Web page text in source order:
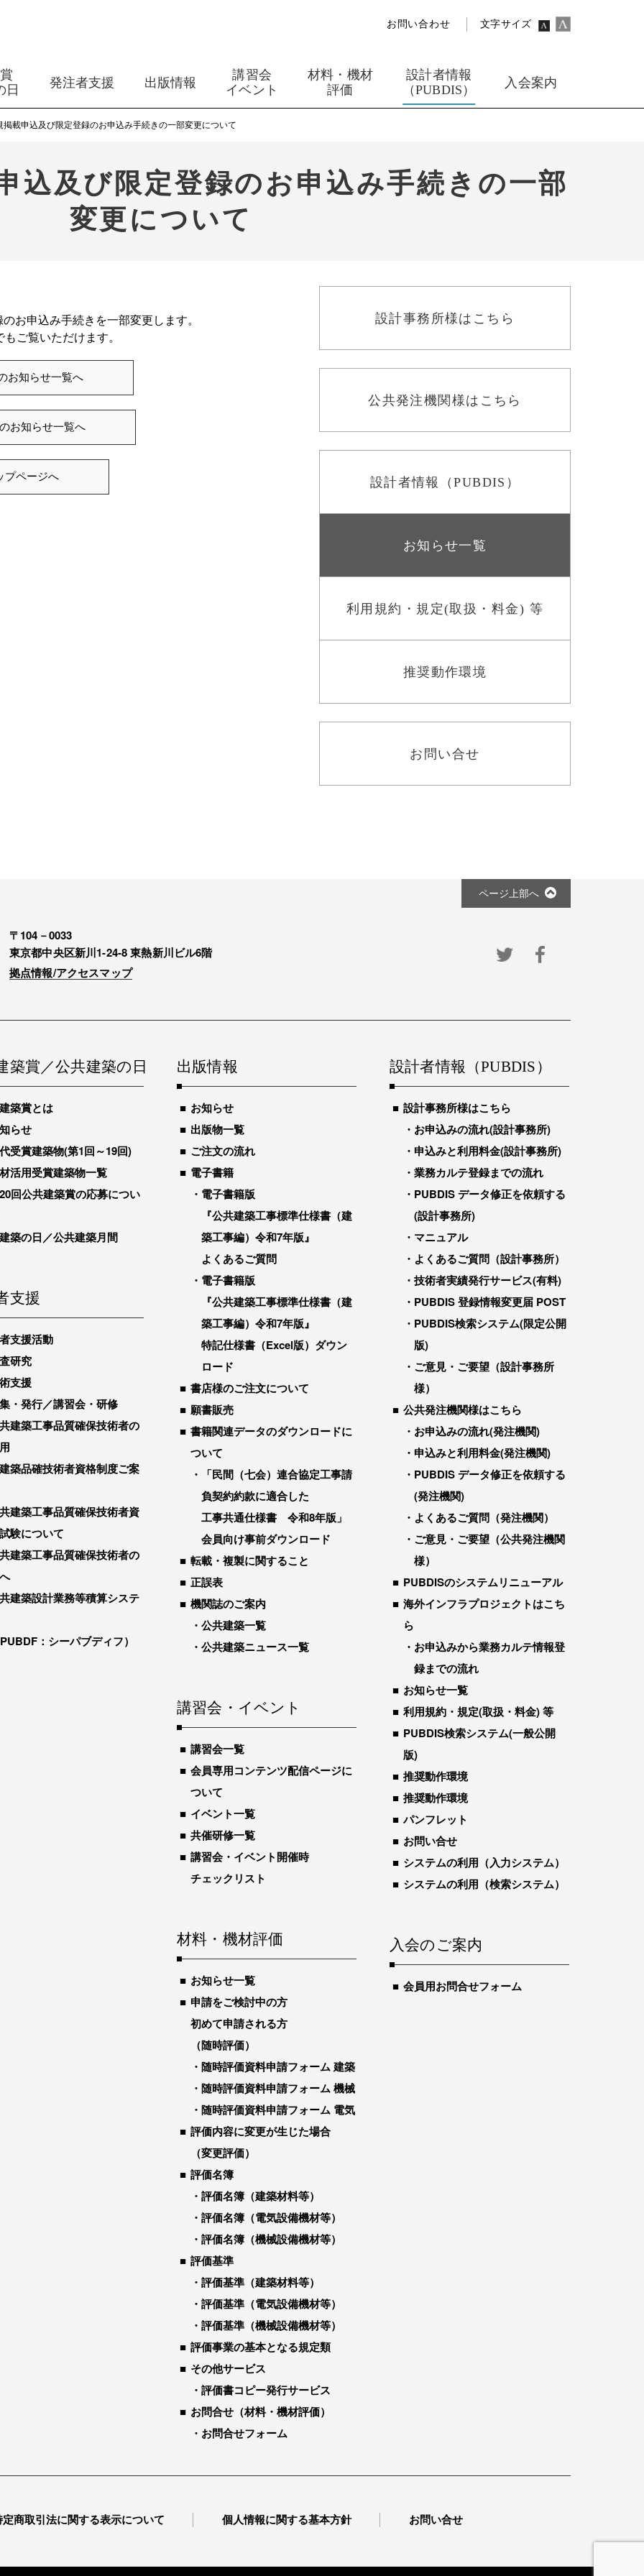
お問い合わせ 文字サイズ
日
発注者支援 出版情報
講習会
イベント
材料・機材
評価
設計者情報
（PUBDIS）
入会案内
掲載申込及び限定登録のお申込み手続きの一部変更について
込及び限定登録のお申込み手続きの一部
変更について
お申込み手続きを一部変更します。
ご覧いただけます。
お知らせ一覧へ
お知らせ一覧へ
プページへ
設計事務所様はこちら
公共発注機関様はこちら
設計者情報（PUBDIS）
お知らせ一覧
利用規約・規定(取扱・料金) 等
推奨動作環境
お問い合せ
ページ上部へ
〒104－0033
東京都中央区新川1-24-8 東熱新川ビル6階
拠点情報/アクセスマップ
築賞／公共建築の日
築賞とは
らせ
受賞建築物(第1回～19回)
活用受賞建築物一覧
回公共建築賞の応募につい
築の日／公共建築月間
支援
支援活動
研究
支援
・発行／講習会・研修
建築工事品質確保技術者の
築品確技術者資格制度ご案
建築工事品質確保技術者資
験について
建築工事品質確保技術者の
共建築設計業務等積算システ
PUBDF：シーパブディフ）
出版情報
お知らせ
出版物一覧
ご注文の流れ
電子書籍
電子書籍版
『公共建築工事標準仕様書（建
築工事編）令和7年版』
よくあるご質問
電子書籍版
『公共建築工事標準仕様書（建
築工事編）令和7年版』
特記仕様書（Excel版）ダウン
ロード
書店様のご注文について
願書販売
書籍関連データのダウンロードに
ついて
「民間（七会）連合協定工事請
負契約約款に適合した
工事共通仕様書 令和8年版」
会員向け事前ダウンロード
転載・複製に関すること
正誤表
機関誌のご案内
公共建築一覧
公共建築ニュース一覧
講習会・イベント
講習会一覧
会員専用コンテンツ配信ページに
ついて
イベント一覧
共催研修一覧
講習会・イベント開催時
チェックリスト
材料・機材評価
お知らせ一覧
申請をご検討中の方
初めて申請される方
（随時評価）
随時評価資料申請フォーム 建築
随時評価資料申請フォーム 機械
随時評価資料申請フォーム 電気
評価内容に変更が生じた場合
（変更評価）
評価名簿
評価名簿（建築材料等）
評価名簿（電気設備機材等）
評価名簿（機械設備機材等）
評価基準
評価基準（建築材料等）
評価基準（電気設備機材等）
評価基準（機械設備機材等）
評価事業の基本となる規定類
その他サービス
評価書コピー発行サービス
お問合せ（材料・機材評価）
お問合せフォーム
設計者情報（PUBDIS）
設計事務所様はこちら
お申込みの流れ(設計事務所)
申込みと利用料金(設計事務所)
業務カルテ登録までの流れ
PUBDIS データ修正を依頼する
(設計事務所)
マニュアル
よくあるご質問（設計事務所）
技術者実績発行サービス(有料)
PUBDIS 登録情報変更届 POST
PUBDIS検索システム(限定公開
版)
ご意見・ご要望（設計事務所
様）
公共発注機関様はこちら
お申込みの流れ(発注機関)
申込みと利用料金(発注機関)
PUBDIS データ修正を依頼する
(発注機関)
よくあるご質問（発注機関）
ご意見・ご要望（公共発注機関
様）
PUBDISのシステムリニューアル
海外インフラプロジェクトはこち
ら
お申込みから業務カルテ情報登
録までの流れ
お知らせ一覧
利用規約・規定(取扱・料金) 等
PUBDIS検索システム(一般公開
版)
推奨動作環境
推奨動作環境
パンフレット
お問い合せ
システムの利用（入力システム）
システムの利用（検索システム）
入会のご案内
会員用お問合せフォーム
定商取引法に関する表示について 個人情報に関する基本方針 お問い合せ